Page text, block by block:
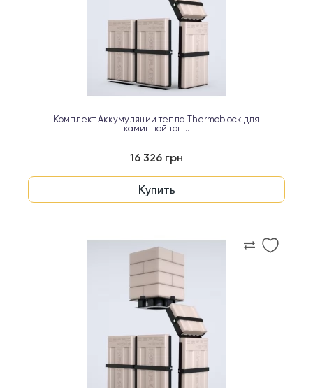
Комплект Аккумуляции тепла Thermoblock для
каминной топ...
16 326 грн
Купить